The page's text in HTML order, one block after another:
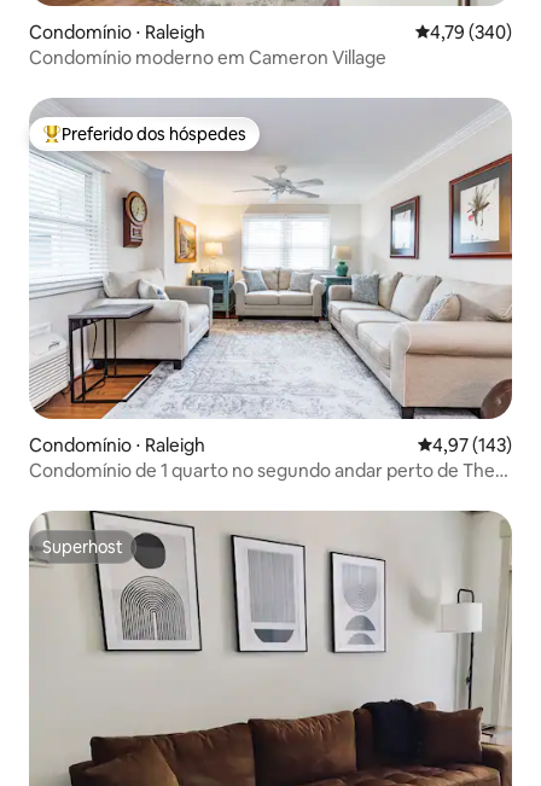
Condomínio ⋅ Raleigh 4,79 de uma
4,79 (340)
Condomínio moderno em Cameron Village
Entre os melhores preferidos dos hóspedes
Preferido dos hóspedes
Condomínio ⋅ Raleigh 4,97 de uma
4,97 (143)
Condomínio de 1 quarto no segundo andar perto de The
Superhost
Superhost